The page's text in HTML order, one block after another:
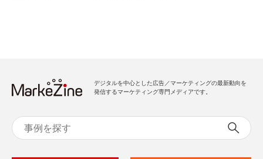
デジタルを中心とした広告／マーケティングの最新動向を
発信するマーケティング専門メディアです。